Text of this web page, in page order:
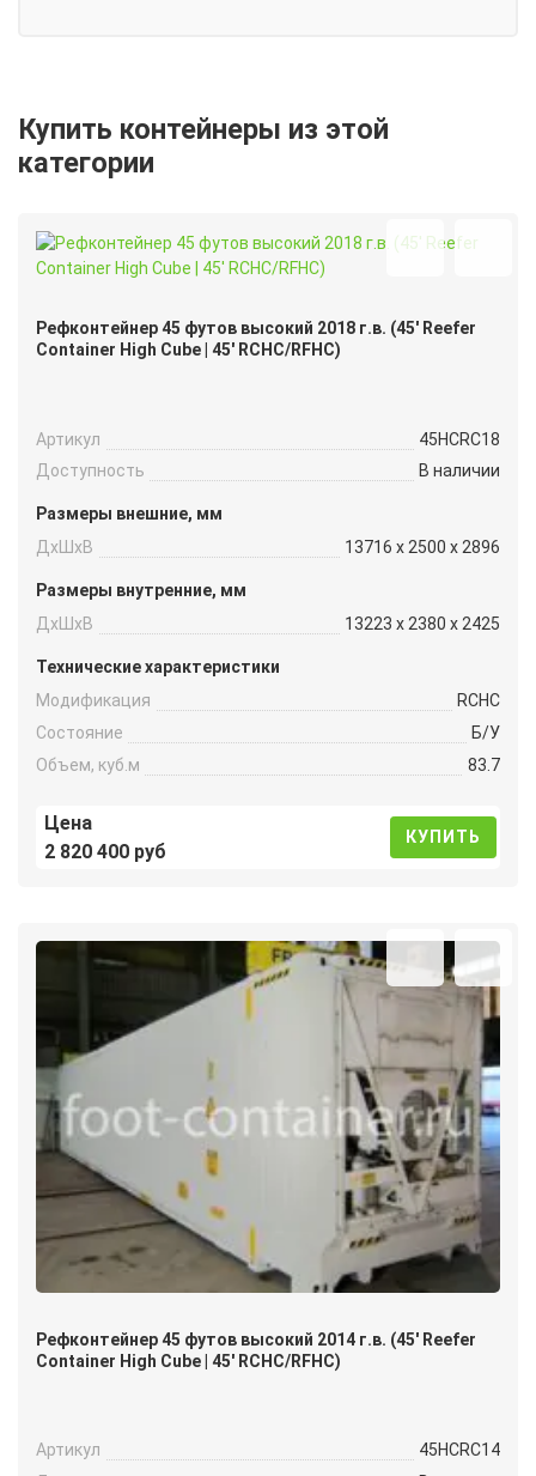
Купить контейнеры из этой
категории
Рефконтейнер 45 футов высокий 2018 г.в. (45′ Reefer
Container High Cube | 45′ RCHC/RFHC)
Артикул
45HCRC18
Доступность
В наличии
Размеры внешние, мм
ДxШxВ
13716 x 2500 x 2896
Размеры внутренние, мм
ДxШxВ
13223 x 2380 x 2425
Технические характеристики
Модификация
RCHC
Состояние
Б/У
Объем, куб.м
83.7
Цена
2 820 400 руб
КУПИТЬ
Рефконтейнер 45 футов высокий 2014 г.в. (45′ Reefer
Container High Cube | 45′ RCHC/RFHC)
Артикул
45HCRC14